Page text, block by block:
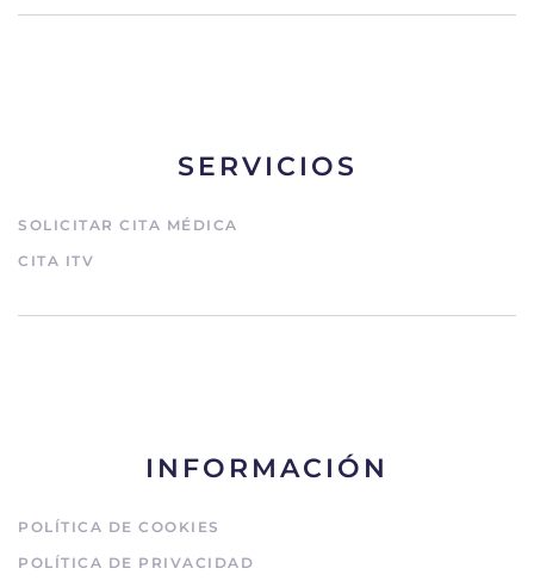
SERVICIOS
SOLICITAR CITA MÉDICA
CITA ITV
INFORMACIÓN
POLÍTICA DE COOKIES
POLÍTICA DE PRIVACIDAD